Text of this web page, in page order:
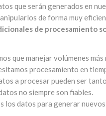
que serán generados en
de forma muy
de procesamiento
que manejar volúmenes más
procesamiento en
a procesar pueden ser
no siempre son fiables.
los datos para generar